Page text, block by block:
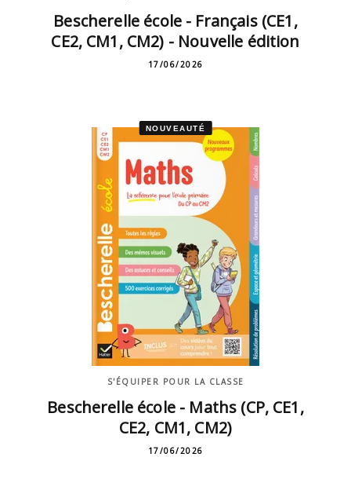
Bescherelle école - Français (CE1,
CE2, CM1, CM2) - Nouvelle édition
17/06/2026
NOUVEAUTÉ
S'ÉQUIPER POUR LA CLASSE
Bescherelle école - Maths (CP, CE1,
CE2, CM1, CM2)
17/06/2026